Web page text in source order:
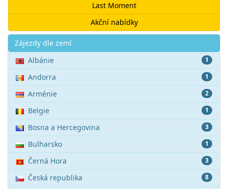
Last Moment
Akční nabídky
Akce
Zájezdy dle zemí
1
Albánie
1
Andorra
2
Arménie
1
Belgie
3
Bosna a Hercegovina
1
Bulharsko
3
Černá Hora
8
Česká republika